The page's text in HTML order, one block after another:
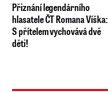
Přiznání legendárního
hlasatele ČT Romana Víška:
S přítelem vychovává dvě
děti!